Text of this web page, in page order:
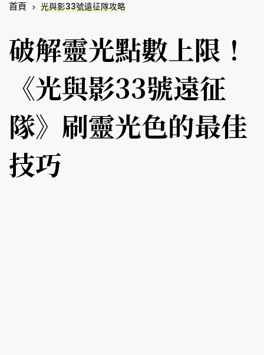
首頁 光與影33號遠征隊攻略
破解靈光點數上限！
《光與影33號遠征
隊》刷靈光色的最佳
技巧